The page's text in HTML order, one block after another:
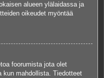
alueen ylälaidassa ja
oikeudet myöntää
foorumista jota olet
kun mahdollista. Tiedotteet